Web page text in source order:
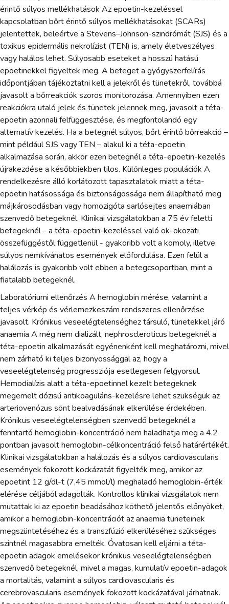
érintő súlyos mellékhatások Az epoetin-kezeléssel
kapcsolatban bőrt érintő súlyos mellékhatásokat (SCARs)
jelentettek, beleértve a Stevens–Johnson-szindrómát (SJS) és a
toxikus epidermális nekrolízist (TEN) is, amely életveszélyes
vagy halálos lehet. Súlyosabb eseteket a hosszú hatású
epoetinekkel figyeltek meg. A beteget a gyógyszerfelírás
időpontjában tájékoztatni kell a jelekről és tünetekről, továbbá
javasolt a bőrreakciók szoros monitorozása. Amennyiben ezen
reakciókra utaló jelek és tünetek jelennek meg, javasolt a téta-
epoetin azonnali felfüggesztése, és megfontolandó egy
alternatív kezelés. Ha a betegnél súlyos, bőrt érintő bőrreakció –
mint például SJS vagy TEN – alakul ki a téta-epoetin
alkalmazása során, akkor ezen betegnél a téta-epoetin-kezelés
újrakezdése a későbbiekben tilos. Különleges populációk A
rendelkezésre álló korlátozott tapasztalatok miatt a téta-
epoetin hatásossága és biztonságossága nem állapítható meg
májkárosodásban vagy homozigóta sarlósejtes anaemiában
szenvedő betegeknél. Klinikai vizsgálatokban a 75 év feletti
betegeknél - a téta-epoetin-kezeléssel való ok-okozati
összefüggéstől függetlenül - gyakoribb volt a komoly, illetve
súlyos nemkívánatos események előfordulása. Ezen felül a
halálozás is gyakoribb volt ebben a betegcsoportban, mint a
fiatalabb betegeknél.
Laboratóriumi ellenőrzés A hemoglobin mérése, valamint a
teljes vérkép és vérlemezkeszám rendszeres ellenőrzése
javasolt. Krónikus veseelégtelenséghez társuló, tünetekkel járó
anaemia A még nem dializált, nephroscleroticus betegeknél a
téta-epoetin alkalmazását egyénenként kell meghatározni, mivel
nem zárható ki teljes bizonyossággal az, hogy a
veseelégtelenség progressziója esetlegesen felgyorsul.
Hemodialízis alatt a téta-epoetinnel kezelt betegeknek
megemelt dózisú antikoaguláns-kezelésre lehet szükségük az
arteriovenózus sönt bealvadásának elkerülése érdekében.
Krónikus veseelégtelenségben szenvedő betegeknél a
fenntartó hemoglobin-koncentráció nem haladhatja meg a 4.2
pontban javasolt hemoglobin-célkoncentráció felső határértékét.
Klinikai vizsgálatokban a halálozás és a súlyos cardiovascularis
események fokozott kockázatát figyelték meg, amikor az
epoetint 12 g/dl-t (7,45 mmol/l) meghaladó hemoglobin-érték
elérése céljából adagolták. Kontrollos klinikai vizsgálatok nem
mutattak ki az epoetin beadásához köthető jelentős előnyöket,
amikor a hemoglobin-koncentrációt az anaemia tüneteinek
megszüntetéséhez és a transzfúzió elkerüléséhez szükséges
szintnél magasabbra emelték. Óvatosan kell eljárni a téta-
epoetin adagok emelésekor krónikus veseelégtelenségben
szenvedő betegeknél, mivel a magas, kumulatív epoetin-adagok
a mortalitás, valamint a súlyos cardiovascularis és
cerebrovascularis események fokozott kockázatával járhatnak.